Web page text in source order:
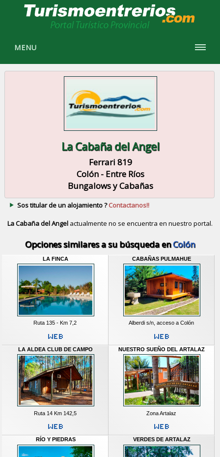
MENU
La Cabaña del Angel
Ferrari 819
Colón - Entre Ríos
Bungalows y Cabañas
Sos titular de un alojamiento ?Contactanos!!
La Cabaña del Angelactualmente no se encuentra en nuestro portal.
Opciones similares a su búsqueda enColón
LA FINCA
Ruta 135 - Km 7,2
CABAÑAS PULMAHUE
Alberdi s/n, acceso a Colón
LA ALDEA CLUB DE CAMPO
Ruta 14 Km 142,5
NUESTRO SUEÑO DEL ARTALAZ
Zona Artalaz
RÍO Y PIEDRAS VERDES DE ARTALAZ